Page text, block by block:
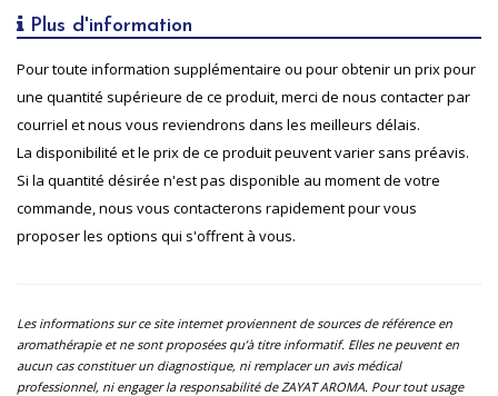
Plus d'information
Pour toute information supplémentaire ou pour obtenir un prix pour
une quantité supérieure de ce produit, merci de nous contacter par
courriel et nous vous reviendrons dans les meilleurs délais.
La disponibilité et le prix de ce produit peuvent varier sans préavis.
Si la quantité désirée n'est pas disponible au moment de votre
commande, nous vous contacterons rapidement pour vous
proposer les options qui s'offrent à vous.
Les informations sur ce site internet proviennent de sources de référence en
aromathérapie et ne sont proposées qu’à titre informatif. Elles ne peuvent en
aucun cas constituer un diagnostique, ni remplacer un avis médical
professionnel, ni engager la responsabilité de ZAYAT AROMA. Pour tout usage